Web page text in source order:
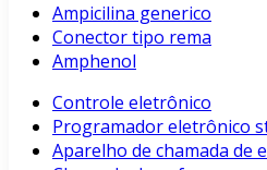
Ampicilina generico
Conector tipo rema
Amphenol
Controle eletrônico
Programador eletrônico
Aparelho de chamada de